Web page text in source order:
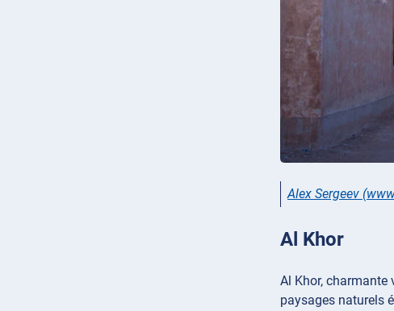
Alex Sergeev
Al Khor
Al Khor, charmante
paysages naturels